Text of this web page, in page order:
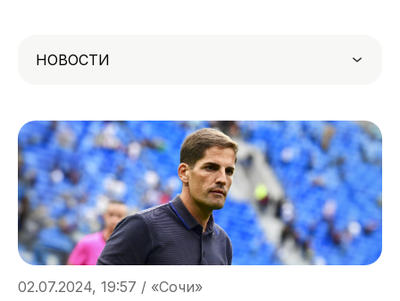
НОВОСТИ
02.07.2024, 19:57 / «Сочи»